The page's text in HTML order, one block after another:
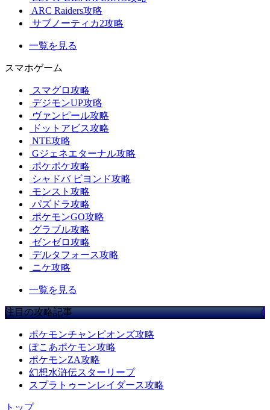
ARC Raiders攻略
サブノーティカ2攻略
一覧を見る
スマホゲーム
スマグロ攻略
デジモンUP攻略
ヴァンピール攻略
ドットアビス攻略
NTE攻略
Gジェネエターナル攻略
ポケポケ攻略
シャドバ ビヨンド攻略
モンスト攻略
パズドラ攻略
ポケモンGO攻略
グラブル攻略
ゼンゼロ攻略
デルタフォース攻略
ニケ攻略
一覧を見る
注目の攻略記事
ポケモンチャンピオンズ攻略
ぽこあポケモン攻略
ポケモンZA攻略
幻想水滸伝スターリープ
スプラトゥーンレイダース攻略
トップ